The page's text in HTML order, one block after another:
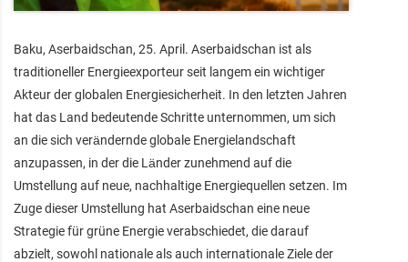
Baku, Aserbaidschan, 25. April. Aserbaidschan ist als
traditioneller Energieexporteur seit langem ein wichtiger
Akteur der globalen Energiesicherheit. In den letzten Jahren
hat das Land bedeutende Schritte unternommen, um sich
an die sich verändernde globale Energielandschaft
anzupassen, in der die Länder zunehmend auf die
Umstellung auf neue, nachhaltige Energiequellen setzen. Im
Zuge dieser Umstellung hat Aserbaidschan eine neue
Strategie für grüne Energie verabschiedet, die darauf
abzielt, sowohl nationale als auch internationale Ziele der